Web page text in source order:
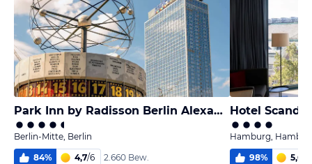
Park Inn by Radisson Berlin Alexanderplatz
Berlin-Mitte, Berlin
84% 4,7/6
2.660 Bew.
Hotel
Hamburg,
98% 5,6